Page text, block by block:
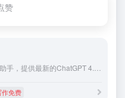
赞
作免费